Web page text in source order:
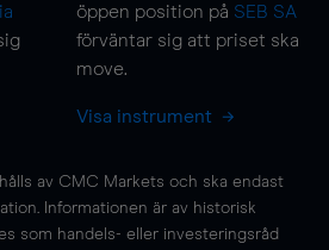
öppen position på SEB SA
förväntar sig att priset ska
move.
Visa instrument
av CMC Markets och ska endast
Informationen är av historisk
som handels- eller investeringsråd